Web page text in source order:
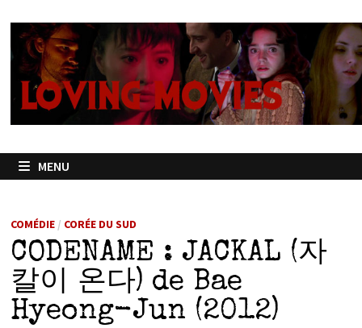
contenu
MENU
COMÉDIE/ CORÉE DU SUD
CODENAME : JACKAL (자
칼이 온다) de Bae
Hyeong-Jun (2012)